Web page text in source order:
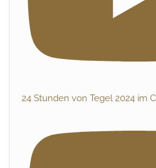
24 Stunden von Tegel 2024 im